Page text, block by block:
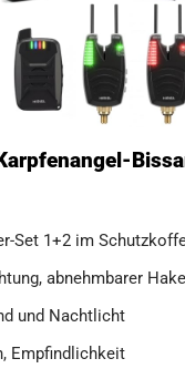
Set 1+2 im
abnehmbarer
und Nachtlicht
Empfindlichkeit